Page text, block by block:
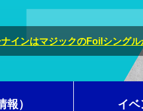
インはマジックのFoilシング
） イベ